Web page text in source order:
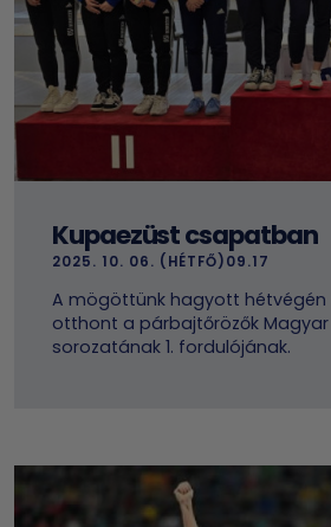
Kupaezüst csapatban
2025. 10. 06. (HÉTFŐ)09.17
A mögöttünk hagyott
otthont a párbajtőrözők Magyar
sorozatának 1. fordulójának.